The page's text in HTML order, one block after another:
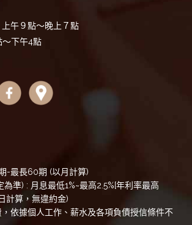
午９點～晚上７點
～下午4點
-最長60期 (以月計算)
準) : 月息最低1%~最高2.5%[年利率最高
計算，無違約金)
依據個人工作、薪水及各項負債授信條件不